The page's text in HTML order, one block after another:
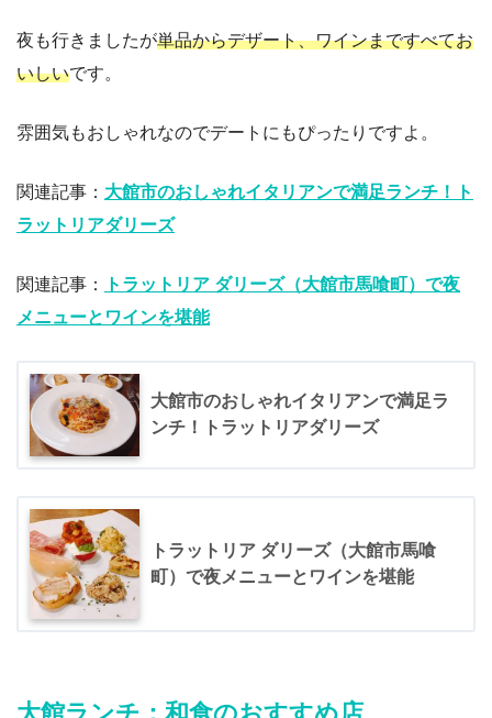
夜も行きましたが単品からデザート、ワインまですべてお
いしいです。
雰囲気もおしゃれなのでデートにもぴったりですよ。
関連記事： 大館市のおしゃれイタリアンで満足ランチ！ト
ラットリアダリーズ
関連記事：
トラットリア ダリーズ（大館市馬喰町）で夜
メニューとワインを堪能
大館市のおしゃれイタリアンで満足ラ
ンチ！トラットリアダリーズ
トラットリア ダリーズ（大館市馬喰
町）で夜メニューとワインを堪能